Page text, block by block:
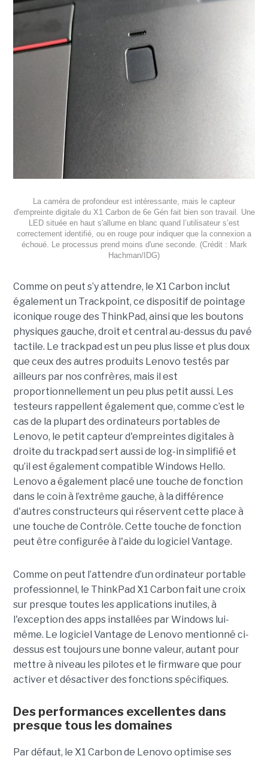
La caméra de profondeur est intéressante, mais le capteur
d'empreinte digitale du X1 Carbon de 6e Gén fait bien son travail. Une
LED située en haut s'allume en blanc quand l’utilisateur s’est
correctement identifié, ou en rouge pour indiquer que la connexion a
échoué. Le processus prend moins d'une seconde. (Crédit : Mark
Hachman/IDG)
Comme on peut s’y attendre, le X1 Carbon inclut
également un Trackpoint, ce dispositif de pointage
iconique rouge des ThinkPad, ainsi que les boutons
physiques gauche, droit et central au-dessus du pavé
tactile. Le trackpad est un peu plus lisse et plus doux
que ceux des autres produits Lenovo testés par
ailleurs par nos confrères, mais il est
proportionnellement un peu plus petit aussi. Les
testeurs rappellent également que, comme c’est le
cas de la plupart des ordinateurs portables de
Lenovo, le petit capteur d'empreintes digitales à
droite du trackpad sert aussi de log-in simplifié et
qu’il est également compatible Windows Hello.
Lenovo a également placé une touche de fonction
dans le coin à l’extrême gauche, à la différence
d'autres constructeurs qui réservent cette place à
une touche de Contrôle. Cette touche de fonction
peut être configurée à l'aide du logiciel Vantage.
Comme on peut l’attendre d’un ordinateur portable
professionnel, le ThinkPad X1 Carbon fait une croix
sur presque toutes les applications inutiles, à
l'exception des apps installées par Windows lui-
même. Le logiciel Vantage de Lenovo mentionné ci-
dessus est toujours une bonne valeur, autant pour
mettre à niveau les pilotes et le firmware que pour
activer et désactiver des fonctions spécifiques.
Des performances excellentes dans
presque tous les domaines
Par défaut, le X1 Carbon de Lenovo optimise ses